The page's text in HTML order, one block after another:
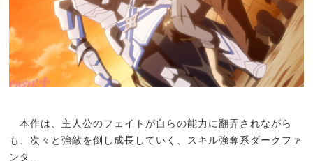
本作は、主人公のフェイトが自らの能力に翻弄されながら
も、次々と強敵を倒し成長していく、スキル強奪系ダークファ
ンタ...